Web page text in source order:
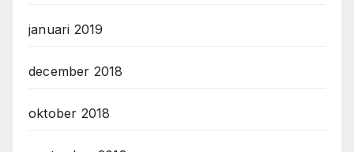
januari 2019
december 2018
oktober 2018